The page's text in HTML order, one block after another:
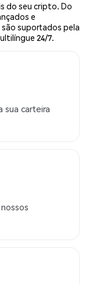
do seu cripto. Do
e
suportados pela
24/7.
sua carteira